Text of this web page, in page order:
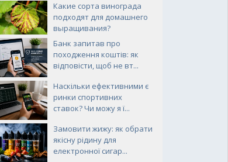
Какие сорта винограда
подходят для домашнего
выращивания?
Банк запитав про
походження коштів: як
відповісти, щоб не вт...
Наскільки ефективними є
ринки спортивних
ставок? Чи можу я ї...
Замовити жижу: як обрати
якісну рідину для
електронної сигар...